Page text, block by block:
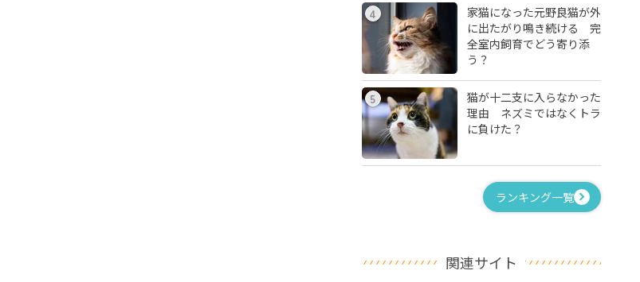
4
家猫になった元野良猫が外
に出たがり鳴き続ける 完
全室内飼育でどう寄り添
う？
5
猫が十二支に入らなかった
理由 ネズミではなくトラ
に負けた？
ランキング一覧
関連サイト